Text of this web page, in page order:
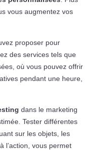
vous augmentez vos
proposer pour
des services tels que
où vous pouvez offrir
pendant une heure,
dans le marketing
Tester différentes
sur les objets, les
l’action, vous permet